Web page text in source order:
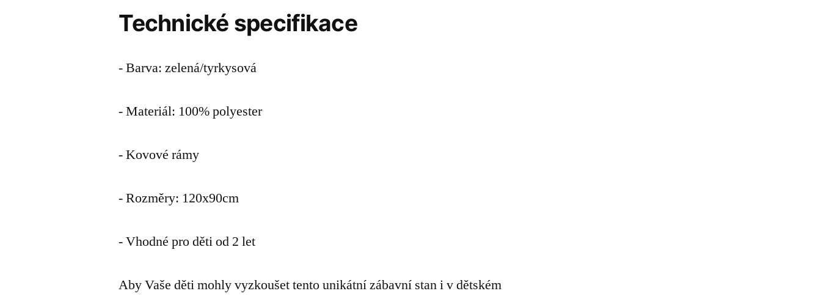
Technické specifikace
- Barva: zelená/tyrkysová
- Materiál: 100% polyester
- Kovové rámy
- Rozměry: 120x90cm
- Vhodné pro děti od 2 let
Aby Vaše děti mohly vyzkoušet tento unikátní zábavní stan i v dětském